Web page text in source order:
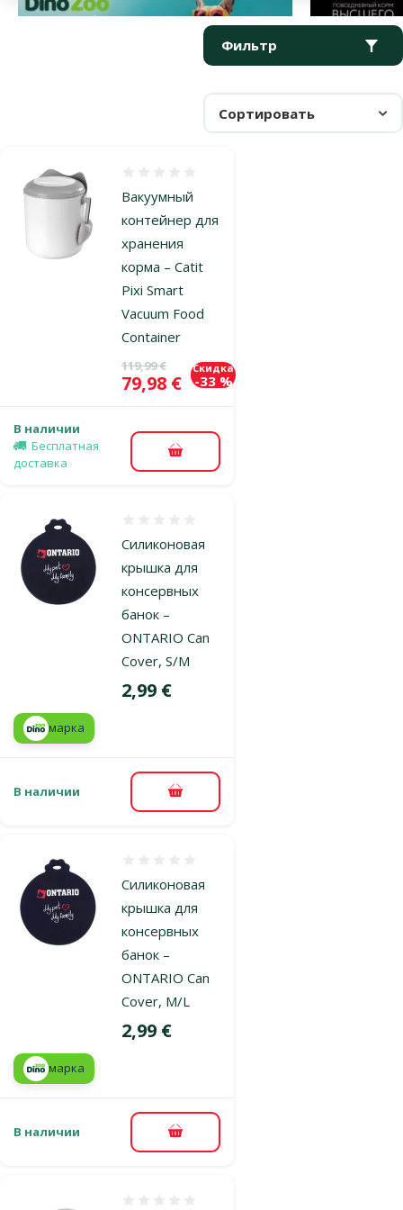
Фильтр
Сортировать
Продукты в категории Контейнеры для хранения корма
Вакуумный
контейнер для
хранения
корма – Catit
Pixi Smart
Vacuum Food
Container
Исходная цена
119,99 €
Цена
79,98 €
Скидка
-33 %
В наличии
Бесплатная
доставка
В корзину
Силиконовая
крышка для
консервных
банок –
ONTARIO Can
Cover, S/M
Цена
2,99 €
марка
В наличии В корзину
Силиконовая
крышка для
консервных
банок –
ONTARIO Can
Cover, M/L
Цена
2,99 €
марка
В наличии В корзину